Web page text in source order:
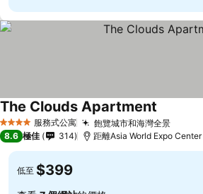
4 星級 服務式公寓 飽覽城市和海灣全景
The Clouds Apartment
8.6 極佳 314 距離Asia World Expo Center
低至 $399